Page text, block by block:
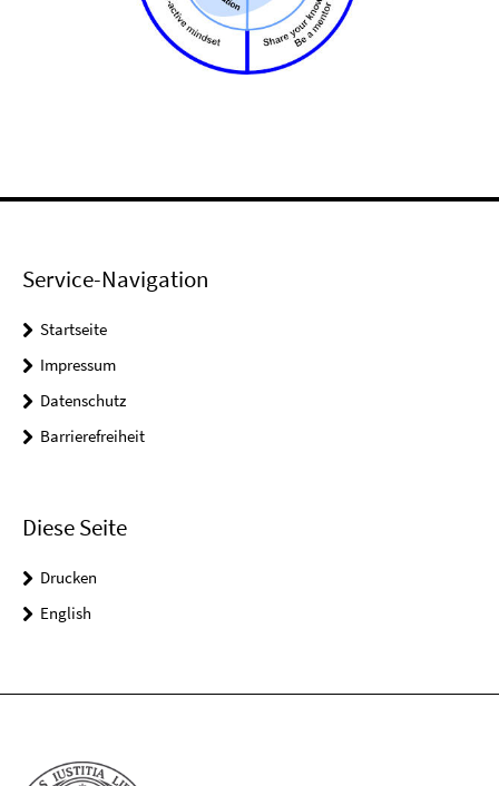
Service-Navigation
Startseite
Impressum
Datenschutz
Barrierefreiheit
Diese Seite
Drucken
English